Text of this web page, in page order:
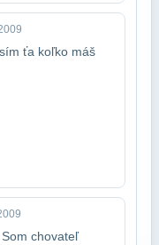
ťa koľko máš
chovateľ